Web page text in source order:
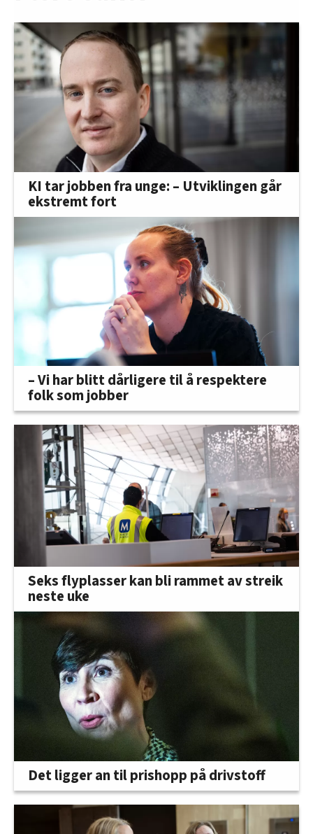
KI tar jobben fra unge: – Utviklingen går
ekstremt fort
– Vi har blitt dårligere til å respektere
folk som jobber
Seks flyplasser kan bli rammet av streik
neste uke
Det ligger an til prishopp på drivstoff